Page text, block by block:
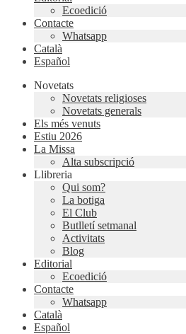
Ecoedició
Contacte
Whatsapp
Català
Español
Novetats
Novetats religioses
Novetats generals
Els més venuts
Estiu 2026
La Missa
Alta subscripció
Llibreria
Qui som?
La botiga
El Club
Butlletí setmanal
Activitats
Blog
Editorial
Ecoedició
Contacte
Whatsapp
Català
Español